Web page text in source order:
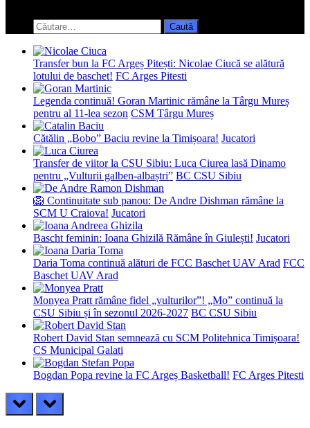
search
form
Caută
după:
Transfer bun la FC Argeș Pitești: Nicolae Ciucă se alătură
lotului de baschet! FC Arges Pitesti
Legenda continuă! Goran Martinic rămâne la Târgu Mureș
pentru al 11-lea sezon CSM Târgu Mureș
Cătălin „Bobo” Baciu revine la Timișoara! Jucatori
Transfer de viitor la CSU Sibiu: Luca Ciurea lasă Dinamo
pentru „Vulturii galben-albaștri” BC CSU Sibiu
🦁 Continuitate sub panou: De Andre Dishman rămâne la
SCM U Craiova! Jucatori
Bascht feminin: Ioana Ghizilă Rămâne în Giulești! Jucatori
Daria Toma continuă alături de FCC Baschet UAV Arad FCC
Baschet UAV Arad
Monyea Pratt rămâne fidel „vulturilor”! „Mo” continuă la
CSU Sibiu și în sezonul 2026-2027 BC CSU Sibiu
Robert David Stan semnează cu SCM Politehnica Timișoara!
CS Municipal Galati
Bogdan Popa revine la FC Argeș Basketball! FC Arges Pitesti
prev next